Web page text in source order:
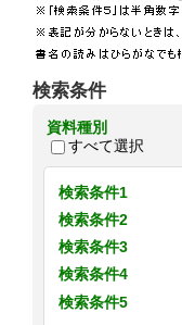
検索条件
資料種別
すべて選択
検索条件1
検索条件2
検索条件3
検索条件4
検索条件5